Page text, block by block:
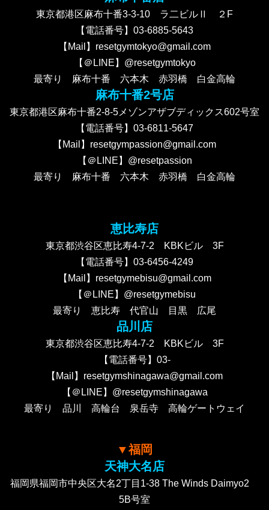
東京都港区麻布十番3-3-10 ラ二ビルⅡ ２F
【電話番号】03-6885-5643
【Mail】resetgymtokyo@gmail.com
【＠LINE】@resetgymtokyo
最寄り 麻布十番 六本木 赤羽橋 白金高輪
麻布十番2号店
東京都港区麻布十番2-8-5メゾンアザブディックス602号室
【電話番号】03-6811-5647
【Mail】resetgympassion@gmail.com
【＠LINE】@resetpassion
最寄り 麻布十番 六本木 赤羽橋 白金高輪
恵比寿店
東京都渋谷区恵比寿4-7-2 KBKビル 3F
【電話番号】03-6456-4249
【Mail】resetgymebisu@gmail.com
【＠LINE】@resetgymebisu
最寄り 恵比寿 代官山 目黒 広尾
品川店
東京都渋谷区恵比寿4-7-2 KBKビル 3F
【電話番号】03-
【Mail】resetgymshinagawa@gmail.com
【＠LINE】@resetgymshinagawa
最寄り 品川 高輪台 泉岳寺 高輪ゲートウェイ
▼福岡
天神大名店
福岡県福岡市中央区大名2丁目1-38 The Winds Daimyo2
5B号室